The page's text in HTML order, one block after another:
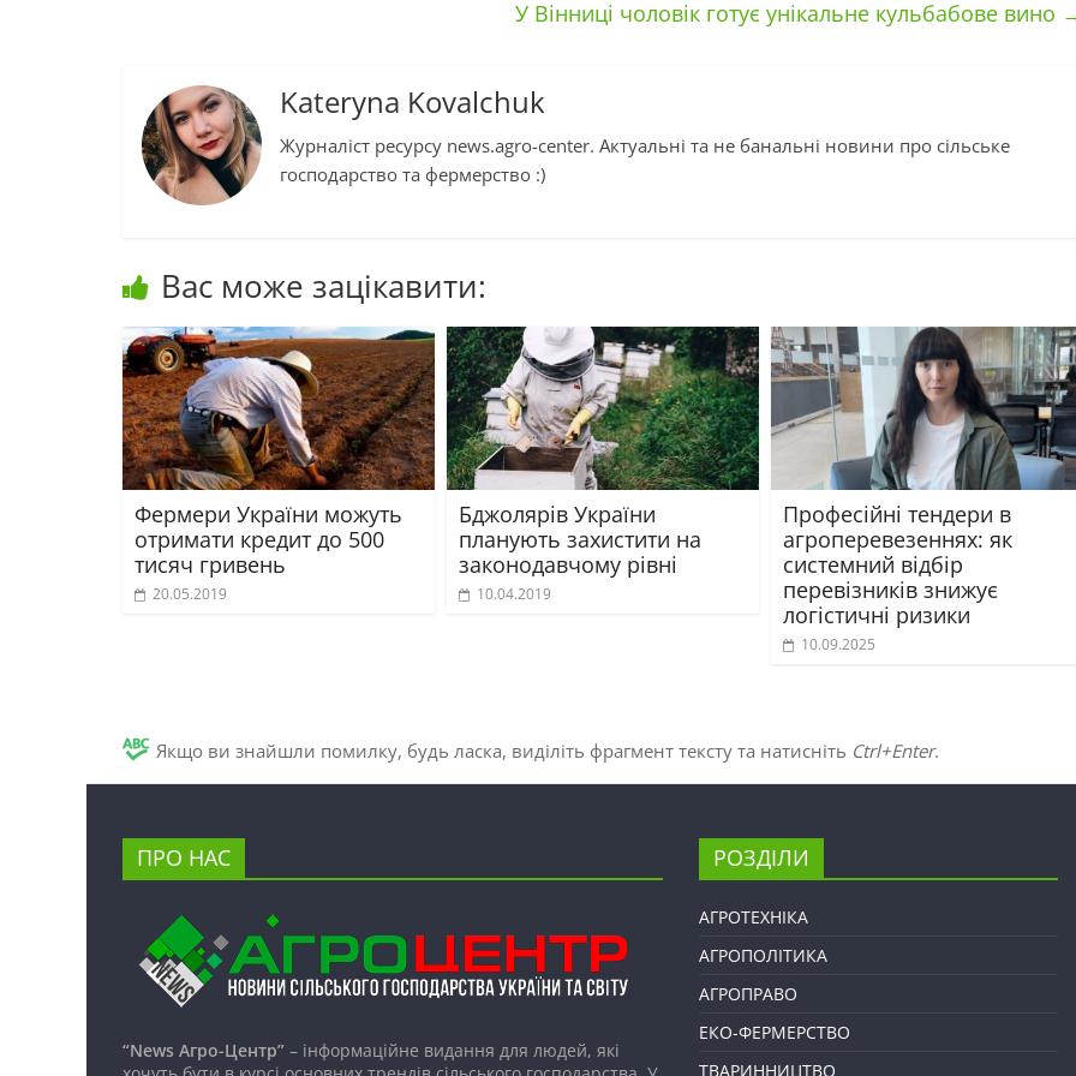
У Вінниці чоловік готує унікальне кульбабове вино
Kateryna Kovalchuk
Журналіст ресурсу news.agro-center. Актуальні та не банальні новини про сільське
господарство та фермерство :)
Вас може зацікавити:
Фермери України можуть
отримати кредит до 500
тисяч гривень
20.05.2019
Бджолярів України
планують захистити на
законодавчому рівні
10.04.2019
Професійні тендери в
агроперевезеннях: як
системний відбір
перевізників знижує
логістичні ризики
10.09.2025
Якщо ви знайшли помилку, будь ласка, виділіть фрагмент тексту та натисніть Ctrl+Enter.
ПРО НАС
“News Агро-Центр” – інформаційне видання для людей, які
РОЗДІЛИ
АГРОТЕХНІКА
АГРОПОЛІТИКА
АГРОПРАВО
ЕКО-ФЕРМЕРСТВО
ТВАРИННИЦТВО